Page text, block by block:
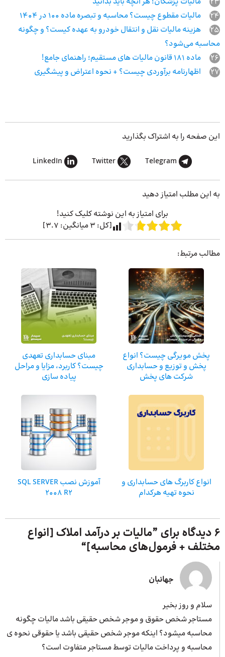
24
مالیات مقطوع چیست؟ محاسبه و تبصره ماده 100 در 1404
25
هزینه مالیات نقل و انتقال خودرو به عهده کیست؟ و چگونه
محاسبه می‌شود؟
26
ماده 181 قانون‌ مالیات های مستقیم؛ راهنمای جامع!
27
اظهارنامه برآوردی چیست؟ + نحوه اعتراض و پیشگیری
این صفحه را به اشتراک بگذارید
Telegram
Twitter
LinkedIn
به این مطلب امتیاز دهید
برای امتیاز به این نوشته کلیک کنید!
[کل: 3میانگین: 3.7
]
مطالب مرتبط:
پخش مویرگی چیست؟ انواع
پخش و توزیع و حسابداری
شرکت های پخش
مبنای حسابداری تعهدی
چیست؟ کاربرد، مزایا و مراحل
پیاده سازی
انواع کاربرگ های حسابداری و
نحوه تهیه هرکدام
آموزش نصب SQL SERVER
2008 R2
6 دیدگاه برای ”
مالیات بر درآمد املاک [انواع
مختلف + فرمول‌های محاسبه]“
جهانبان
سلام و روز بخیر
مستاجر شخص حقوق و موجر شخص حقیقی باشد مالیات چگونه
محاسبه میشود؟ اینکه موجر شخص حقیقی باشد یا حقوقی نحوه ی
محاسبه و پرداخت مالیات توسط مستاجر متفاوت است؟